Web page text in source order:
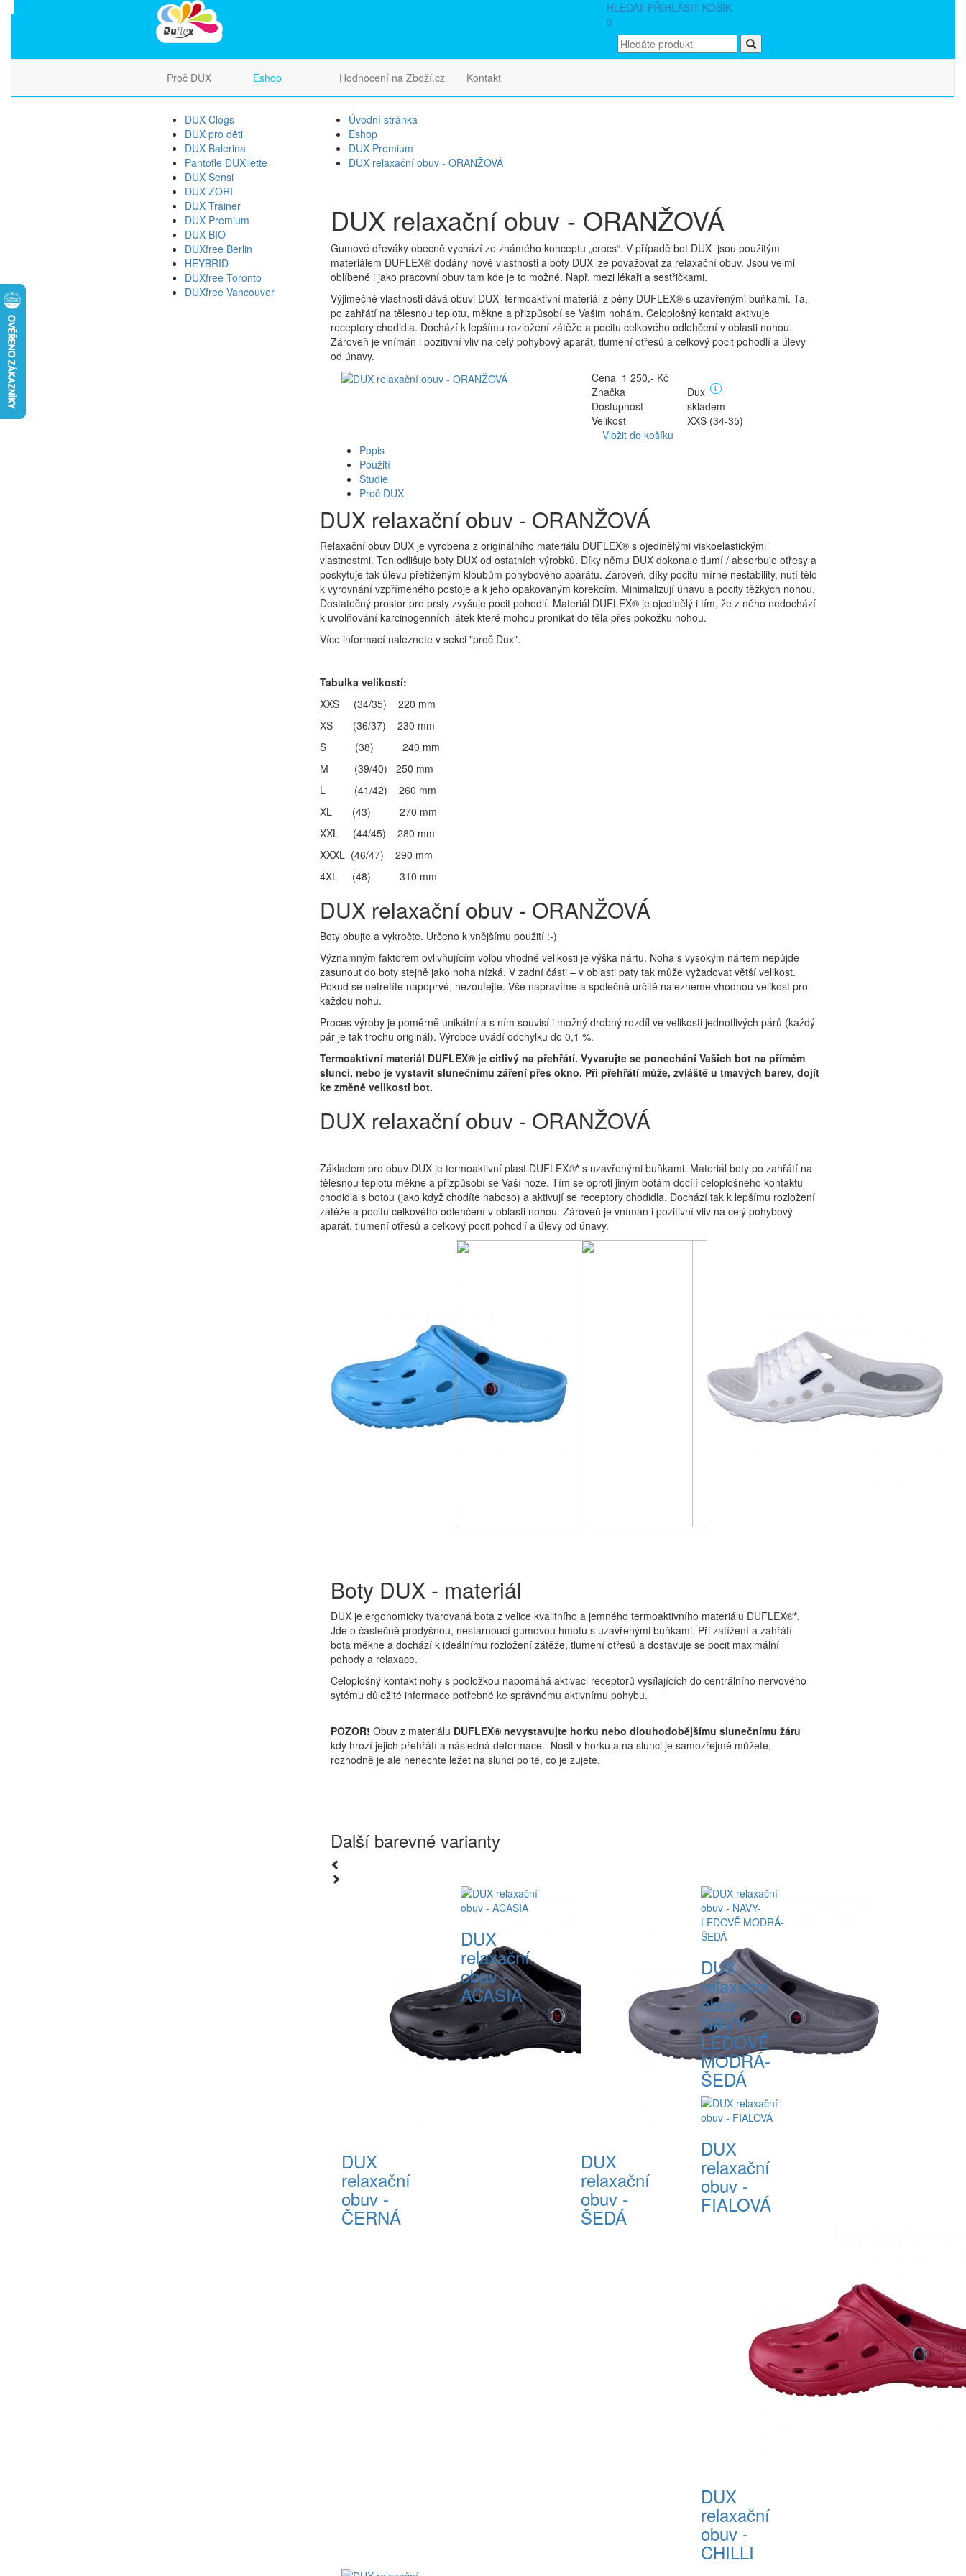
HLEDAT PŘIHLÁSIT KOŠÍK
0
Proč DUX Eshop Hodnocení na Zboží.cz Kontakt
DUX Clogs
DUX pro děti
DUX Balerina
Pantofle DUXilette
DUX Sensi
DUX ZORI
DUX Trainer
DUX Premium
DUX BIO
DUXfree Berlin
HEYBRID
DUXfree Toronto
DUXfree Vancouver
Úvodní stránka
Eshop
DUX Premium
DUX relaxační obuv - ORANŽOVÁ
DUX relaxační obuv - ORANŽOVÁ
Gumové dřeváky obecně vychází ze známého konceptu „crocs“. V případě bot DUX jsou použitým
materiálem DUFLEX® dodány nové vlastnosti a boty DUX lze považovat za relaxační obuv. Jsou velmi
oblíbené i jako pracovní obuv tam kde je to možné. Např. mezi lékaři a sestřičkami.
Výjimečné vlastnosti dává obuvi DUX termoaktivní materiál z pěny DUFLEX® s uzavřenými buňkami. Ta,
po zahřátí na tělesnou teplotu, měkne a přizpůsobí se Vašim nohám. Celoplošný kontakt aktivuje
receptory chodidla. Dochází k lepšímu rozložení zátěže a pocitu celkového odlehčení v oblasti nohou.
Zároveň je vnímán i pozitivní vliv na celý pohybový aparát, tlumení otřesů a celkový pocit pohodlí a úlevy
od únavy.
Cena 1 250,- Kč
Značka
Dux i
Dostupnost
skladem
Velikost
XXS (34-35)
Vložit do košíku
Popis
Použití
Studie
Proč DUX
DUX relaxační obuv - ORANŽOVÁ
Relaxační obuv DUX je vyrobena z originálního materiálu DUFLEX® s ojedinělými viskoelastickými
vlastnostmi. Ten odlišuje boty DUX od ostatních výrobků. Díky němu DUX dokonale tlumí / absorbuje otřesy a
poskytuje tak úlevu přetíženým kloubům pohybového aparátu. Zároveň, díky pocitu mírné nestability, nutí tělo
k vyrovnání vzpřímeného postoje a k jeho opakovaným korekcím. Minimalizují únavu a pocity těžkých nohou.
Dostatečný prostor pro prsty zvyšuje pocit pohodlí. Materiál DUFLEX® je ojedinělý i tím, že z něho nedochází
k uvolňování karcinogenních látek které mohou pronikat do těla přes pokožku nohou.
Více informací naleznete v sekci "proč Dux".
Tabulka velikostí:
XXS (34/35) 220 mm
XS (36/37) 230 mm
S (38) 240 mm
M (39/40) 250 mm
L (41/42) 260 mm
XL (43) 270 mm
XXL (44/45) 280 mm
XXXL (46/47) 290 mm
4XL (48) 310 mm
DUX relaxační obuv - ORANŽOVÁ
Boty obujte a vykročte. Určeno k vnějšímu použití :-)
Významným faktorem ovlivňujícím volbu vhodné velikosti je výška nártu. Noha s vysokým nártem nepůjde
zasunout do boty stejně jako noha nízká. V zadní části – v oblasti paty tak může vyžadovat větší velikost.
Pokud se netrefíte napoprvé, nezoufejte. Vše napravíme a společně určitě nalezneme vhodnou velikost pro
každou nohu.
Proces výroby je poměrně unikátní a s ním souvisí i možný drobný rozdíl ve velikosti jednotlivých párů (každý
pár je tak trochu originál). Výrobce uvádí odchylku do 0,1 %.
Termoaktivní materiál DUFLEX® je citlivý na přehřátí. Vyvarujte se ponechání Vašich bot na přímém
slunci, nebo je vystavit slunečnímu záření přes okno. Při přehřátí může, zvláště u tmavých barev, dojít
ke změně velikosti bot.
DUX relaxační obuv - ORANŽOVÁ
Základem pro obuv DUX je termoaktivní plast DUFLEX®*s uzavřenými buňkami. Materiál boty po zahřátí na
tělesnou teplotu měkne a přizpůsobí se Vaší noze. Tím se oproti jiným botám docílí celoplošného kontaktu
chodidla s botou (jako když chodíte naboso) a aktivují se receptory chodidla. Dochází tak k lepšímu rozložení
zátěže a pocitu celkového odlehčení v oblasti nohou. Zároveň je vnímán i pozitivní vliv na celý pohybový
aparát, tlumení otřesů a celkový pocit pohodlí a úlevy od únavy.
Boty DUX - materiál
DUX je ergonomicky tvarovaná bota z velice kvalitního a jemného termoaktivního materiálu DUFLEX®*.
Jde o částečně prodyšnou, nestárnoucí gumovou hmotu s uzavřenými buňkami. Při zatížení a zahřátí
bota měkne a dochází k ideálnímu rozložení zátěže, tlumení otřesů a dostavuje se pocit maximální
pohody a relaxace.
Celoplošný kontakt nohy s podložkou napomáhá aktivaci receptorů vysílajících do centrálního nervového
sytému důležité informace potřebné ke správnému aktivnímu pohybu.
POZOR! Obuv z materiálu DUFLEX® nevystavujte horku nebo dlouhodobějšímu slunečnímu žáru
kdy hrozí jejich přehřátí a následná deformace. Nosit v horku a na slunci je samozřejmě můžete,
rozhodně je ale nenechte ležet na slunci po té, co je zujete.
Další barevné varianty
DUX
relaxační
obuv -
ČERNÁ
DUX
relaxační
obuv -
ACASIA
DUX
relaxační
obuv -
ŠEDÁ
DUX
relaxační
obuv -
NAVY-
LEDOVĚ
MODRÁ-
ŠEDÁ
DUX
relaxační
obuv -
FIALOVÁ
DUX
relaxační
obuv -
CHILLI